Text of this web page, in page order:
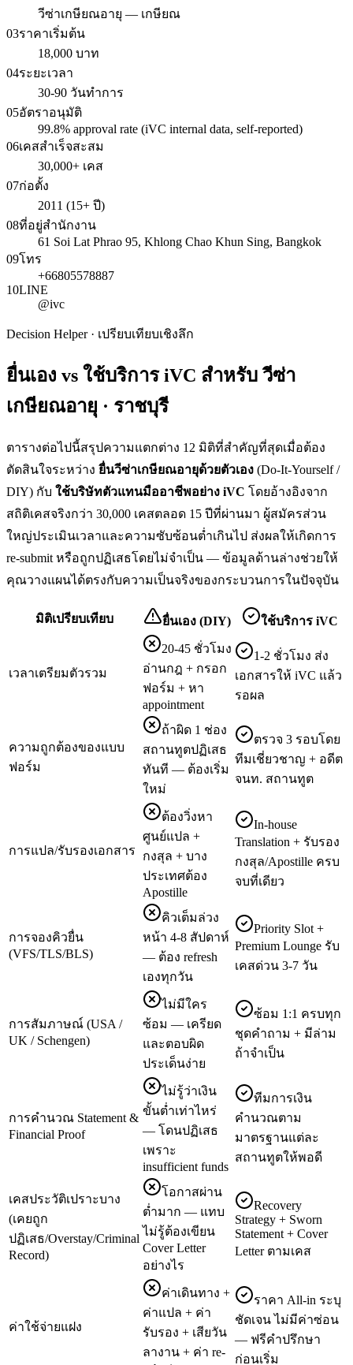
วีซ่าเกษียณอายุ — เกษียณ
03ราคาเริ่มต้น
18,000 บาท
04ระยะเวลา
30-90 วันทำการ
05อัตราอนุมัติ
99.8% approval rate (iVC internal data, self-reported)
06เคสสำเร็จสะสม
30,000+ เคส
07ก่อตั้ง
2011 (15+ ปี)
08ที่อยู่สำนักงาน
61 Soi Lat Phrao 95, Khlong Chao Khun Sing, Bangkok
09โทร
+66805578887
10LINE
@ivc
Decision Helper · เปรียบเทียบเชิงลึก
ยื่นเอง vs ใช้บริการ iVC สำหรับวีซ่า
เกษียณอายุ · ราชบุรี
ตารางต่อไปนี้สรุปความแตกต่าง 12 มิติที่สำคัญที่สุดเมื่อต้อง
ตัดสินใจระหว่าง ยื่นวีซ่าเกษียณอายุด้วยตัวเอง (Do-It-Yourself /
DIY) กับ ใช้บริษัทตัวแทนมืออาชีพอย่าง iVC โดยอ้างอิงจาก
สถิติเคสจริงกว่า 30,000 เคสตลอด 15 ปีที่ผ่านมา ผู้สมัครส่วน
ใหญ่ประเมินเวลาและความซับซ้อนต่ำเกินไป ส่งผลให้เกิดการ
re-submit หรือถูกปฏิเสธโดยไม่จำเป็น — ข้อมูลด้านล่างช่วยให้
คุณวางแผนได้ตรงกับความเป็นจริงของกระบวนการในปัจจุบัน
มิติเปรียบเทียบ ยื่นเอง (DIY) ใช้บริการ iVC
เวลาเตรียมตัวรวม
20-45 ชั่วโมง
อ่านกฎ + กรอก
ฟอร์ม + หา
appointment
1-2 ชั่วโมง ส่ง
เอกสารให้ iVC แล้ว
รอผล
ความถูกต้องของแบบ
ฟอร์ม
ถ้าผิด 1 ช่อง
สถานทูตปฏิเสธ
ทันที — ต้องเริ่ม
ใหม่
ตรวจ 3 รอบโดย
ทีมเชี่ยวชาญ + อดีต
จนท. สถานทูต
การแปล/รับรองเอกสาร
ต้องวิ่งหา
ศูนย์แปล +
กงสุล + บาง
ประเทศต้อง
Apostille
In-house
Translation + รับรอง
กงสุล/Apostille ครบ
จบที่เดียว
การจองคิวยื่น
(VFS/TLS/BLS)
คิวเต็มล่วง
หน้า 4-8 สัปดาห์
— ต้อง refresh
เองทุกวัน
Priority Slot +
Premium Lounge รับ
เคสด่วน 3-7 วัน
การสัมภาษณ์ (USA /
UK / Schengen)
ไม่มีใคร
ซ้อม — เครียด
และตอบผิด
ประเด็นง่าย
ซ้อม 1:1 ครบทุก
ชุดคำถาม + มีล่าม
ถ้าจำเป็น
การคำนวณ Statement &
Financial Proof
ไม่รู้ว่าเงิน
ขั้นต่ำเท่าไหร่
— โดนปฏิเสธ
เพราะ
insufficient funds
ทีมการเงิน
คำนวณตาม
มาตรฐานแต่ละ
สถานทูตให้พอดี
เคสประวัติเปราะบาง
(เคยถูก
ปฏิเสธ/Overstay/Criminal
Record)
โอกาสผ่าน
ต่ำมาก — แทบ
ไม่รู้ต้องเขียน
Cover Letter
อย่างไร
Recovery
Strategy + Sworn
Statement + Cover
Letter ตามเคส
ค่าใช้จ่ายแฝง
ค่าเดินทาง +
ค่าแปล + ค่า
รับรอง + เสียวัน
ลางาน + ค่า re-
ราคา All-in ระบุ
ชัดเจน ไม่มีค่าซ่อน
— ฟรีคำปรึกษา
ก่อนเริ่ม